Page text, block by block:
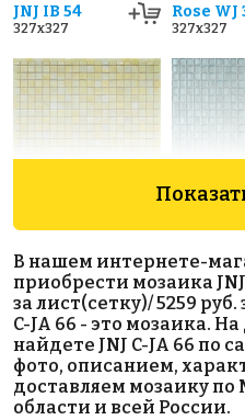
JNJ IB 54
327x327
Rose WJ
327x327
4971 руб./м²
JNJ IC 84
327x327
10986
Rose MJ
327x327
В нашем интернете-
приобрести мозаика JNJ
за лист(сетку)/ 5259
C-JA 66 - это мозаика.
найдете JNJ C-JA 66 по
фото, описанием,
доставляем мозаику по
области и всей России.